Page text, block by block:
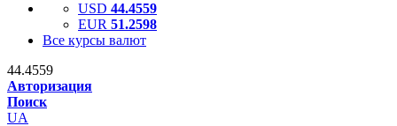
USD 44.4559
EUR 51.2598
Все курсы валют
44.4559
Авторизация
Поиск
UA